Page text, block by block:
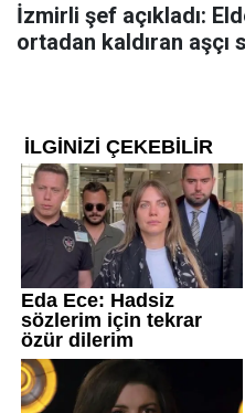
İzmirli şef açıkladı:
ortadan kaldıran aşçı